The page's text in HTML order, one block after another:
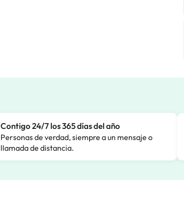
Contigo 24/7 los 365 días del año
Personas de verdad, siempre a un mensaje o
llamada de distancia.